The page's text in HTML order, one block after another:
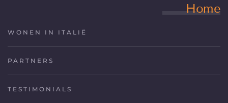
Home
WONEN IN ITALIË
PARTNERS
TESTIMONIALS